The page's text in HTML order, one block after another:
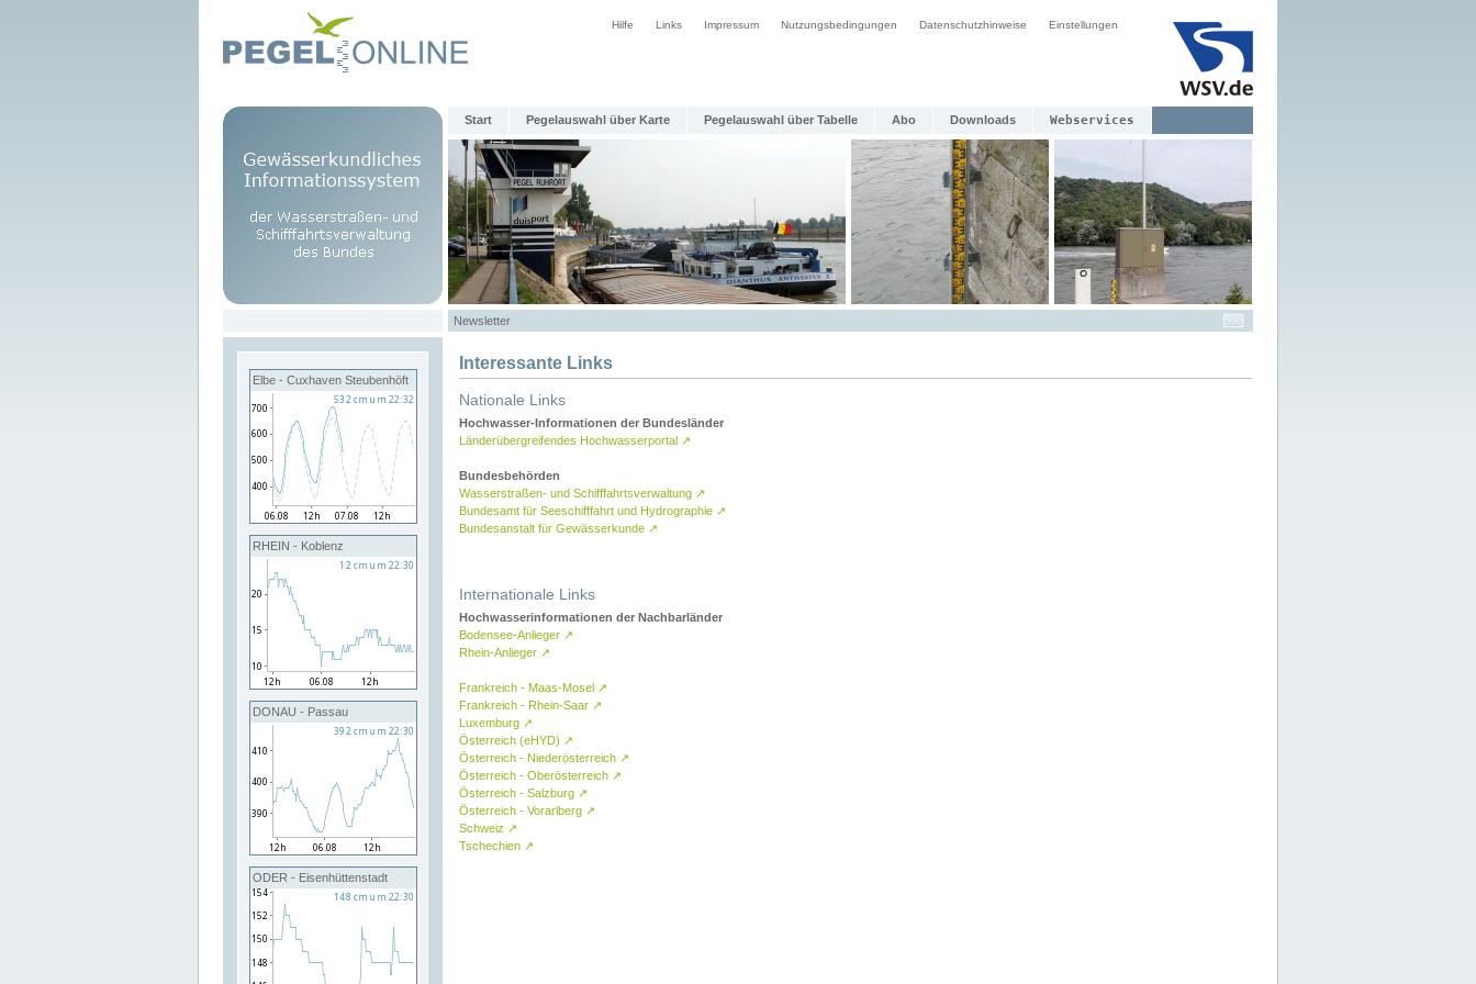
Hilfe Links Impressum Nutzungsbedingungen Datenschutzhinweise Einstellungen
Start Pegelauswahl über Karte Pegelauswahl über Tabelle Abo Downloads Webservices
Newsletter
Elbe - Cuxhaven Steubenhöft
RHEIN - Koblenz
DONAU - Passau
ODER - Eisenhüttenstadt
Interessante Links
Nationale Links
Hochwasser-Informationen der Bundesländer
Länderübergreifendes Hochwasserportal ↗
Bundesbehörden
Wasserstraßen- und Schifffahrtsverwaltung ↗
Bundesamt für Seeschifffahrt und Hydrographie ↗
Bundesanstalt für Gewässerkunde ↗
Internationale Links
Hochwasserinformationen der Nachbarländer
Bodensee-Anlieger ↗
Rhein-Anlieger ↗
Frankreich - Maas-Mosel ↗
Frankreich - Rhein-Saar ↗
Luxemburg ↗
Österreich (eHYD) ↗
Österreich - Niederösterreich ↗
Österreich - Oberösterreich ↗
Österreich - Salzburg ↗
Österreich - Vorarlberg ↗
Schweiz ↗
Tschechien ↗